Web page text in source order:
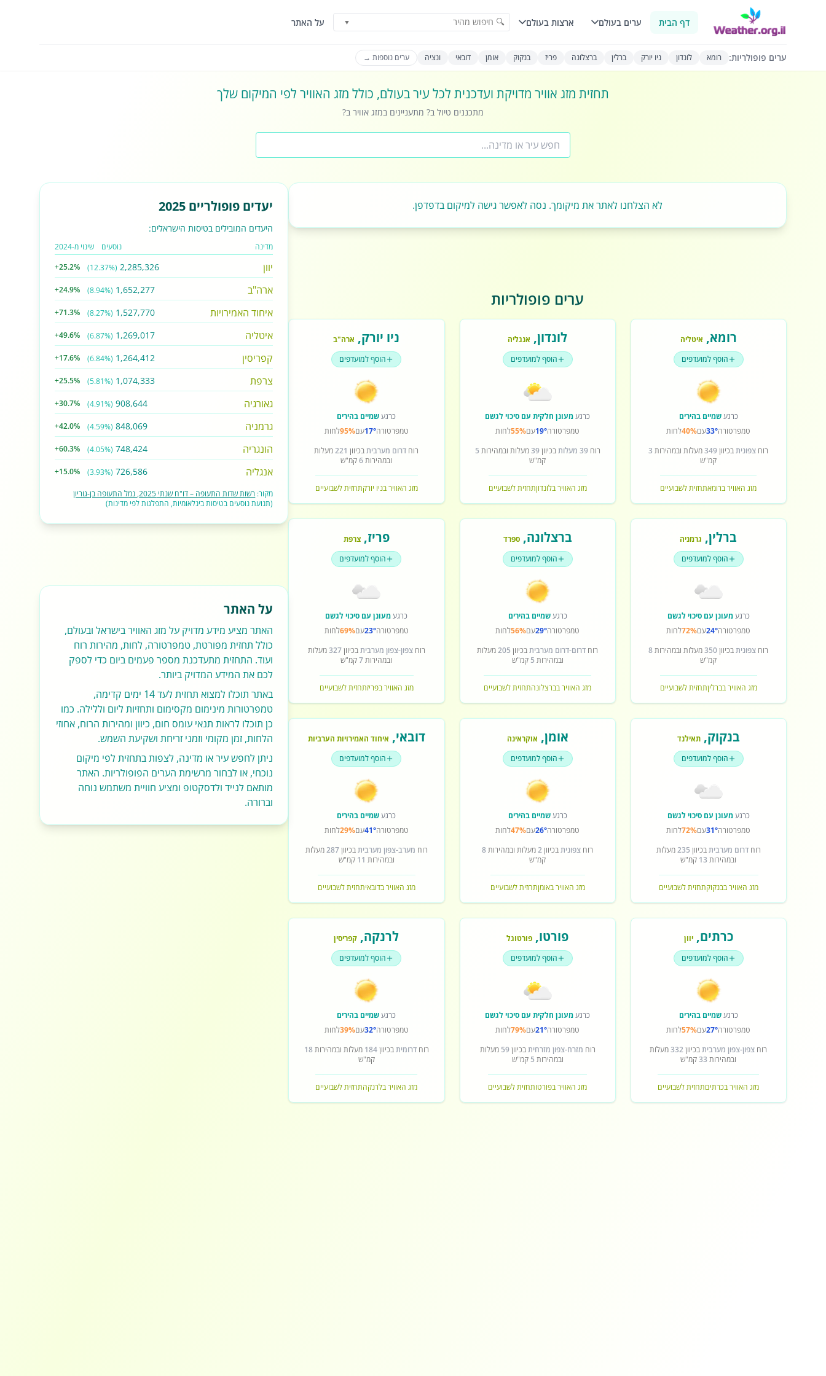
דף הבית ערים בעולם ארצות בעולם 🔍 חיפוש מהיר ▼ על האתר
ערים פופולריות: רומא לונדון ניו יורק ברלין ברצלונה פריז בנקוק אומן דובאי ונציה ערים נוספות →
תחזית מזג אוויר מדויקת ועדכנית לכל עיר בעולם, כולל מזג האוויר לפי המיקום שלך
מתכננים טיול ב? מתעניינים במזג אוויר ב?
לא הצלחנו לאתר את מיקומך. נסה לאפשר גישה למיקום בדפדפן.
ערים פופולריות
רומא, איטליה
הוסף למועדפים
כרגעשמיים בהירים
טמפרטורה33°עם40%לחות
רוח צפוניתבכיוון349מעלות ובמהירות 3
קמ"ש
מזג האוויר ברומאתחזית לשבועיים
לונדון, אנגליה
הוסף למועדפים
כרגעמעונן חלקית עם סיכוי לגשם
טמפרטורה19°עם55%לחות
רוח39 מעלות בכיוון39מעלות ובמהירות 5
קמ"ש
מזג האוויר בלונדוןתחזית לשבועיים
ניו יורק, ארה"ב
הוסף למועדפים
כרגעשמיים בהירים
טמפרטורה17°עם95%לחות
רוח דרום מערביתבכיוון 221מעלות
ובמהירות6קמ"ש
מזג האוויר בניו יורקתחזית לשבועיים
ברלין, גרמניה
הוסף למועדפים
כרגעמעונן עם סיכוי לגשם
טמפרטורה24°עם72%לחות
רוח צפוניתבכיוון350מעלות ובמהירות8
קמ"ש
מזג האוויר בברליןתחזית לשבועיים
ברצלונה,ספרד
הוסף למועדפים
כרגעשמיים בהירים
טמפרטורה29°עם56%לחות
רוח דרום-דרום מערביתבכיוון 205מעלות
ובמהירות 5 קמ"ש
מזג האוויר בברצלונהתחזית לשבועיים
פריז,צרפת
הוסף למועדפים
כרגעמעונן עם סיכוי לגשם
טמפרטורה23°עם69%לחות
רוחצפון-צפון מערביתבכיוון327מעלות
ובמהירות7קמ"ש
מזג האוויר בפריזתחזית לשבועיים
בנקוק,תאילנד
הוסף למועדפים
כרגעמעונן עם סיכוי לגשם
טמפרטורה31°עם72%לחות
רוחדרום מערביתבכיוון 235מעלות
ובמהירות 13 קמ"ש
מזג האוויר בבנקוקתחזית לשבועיים
אומן, אוקראינה
הוסף למועדפים
כרגעשמיים בהירים
טמפרטורה26°עם47%לחות
רוח צפוניתבכיוון2מעלות ובמהירות8
קמ"ש
מזג האוויר באומןתחזית לשבועיים
דובאי, איחוד האמירויות הערביות
הוסף למועדפים
כרגעשמיים בהירים
טמפרטורה41°עם29%לחות
רוח מערב-צפון מערביתבכיוון287מעלות
ובמהירות 11 קמ"ש
מזג האוויר בדובאיתחזית לשבועיים
כרתים,יוון
הוסף למועדפים
כרגעשמיים בהירים
טמפרטורה27°עם57%לחות
רוח צפון-צפון מערביתבכיוון332מעלות
ובמהירות 33קמ"ש
מזג האוויר בכרתיםתחזית לשבועיים
פורטו, פורטוגל
הוסף למועדפים
כרגעמעונן חלקית עם סיכוי לגשם
טמפרטורה21°עם79%לחות
רוח מזרח-צפון מזרחיתבכיוון59 מעלות
ובמהירות 5 קמ"ש
מזג האוויר בפורטותחזית לשבועיים
לרנקה, קפריסין
הוסף למועדפים
כרגעשמיים בהירים
טמפרטורה32°עם39%לחות
רוחדרומיתבכיוון184 מעלות ובמהירות18
קמ"ש
מזג האוויר בלרנקהתחזית לשבועיים
יעדים פופולריים 2025
היעדים המובילים בטיסות הישראלים:
מדינה נוסעים שינוי מ-2024
יוון 2,285,326
(12.37%)
+25.2%
ארה"ב 1,652,277
(8.94%)
+24.9%
איחוד האמירויות 1,527,770
(8.27%)
+71.3%
איטליה 1,269,017
(6.87%)
+49.6%
קפריסין 1,264,412
(6.84%)
+17.6%
צרפת 1,074,333
(5.81%)
+25.5%
גאורגיה 908,644
(4.91%)
+30.7%
גרמניה 848,069
(4.59%)
+42.0%
הונגריה 748,424
(4.05%)
+60.3%
אנגליה 726,586
(3.93%)
+15.0%
מקור: רשות שדות התעופה – דו"ח שנתי 2025, נמל התעופה בן-גוריון
(תנועת נוסעים בטיסות בינלאומיות, התפלגות לפי מדינות)
על האתר
האתר מציע מידע מדויק על מזג האוויר בישראל ובעולם,
כולל תחזית מפורטת, טמפרטורה, לחות, מהירות רוח
ועוד. התחזית מתעדכנת מספר פעמים ביום כדי לספק
לכם את המידע המדויק ביותר.
באתר תוכלו למצוא תחזית לעד 14 ימים קדימה,
טמפרטורות מינימום מקסימום ותחזיות ליום וללילה. כמו
כן תוכלו לראות תנאי עומס חום, כיוון ומהירות הרוח, אחוזי
הלחות, זמן מקומי וזמני זריחת ושקיעת השמש.
ניתן לחפש עיר או מדינה, לצפות בתחזית לפי מיקום
נוכחי, או לבחור מרשימת הערים הפופולריות. האתר
מותאם לנייד ולדסקטופ ומציע חוויית משתמש נוחה
וברורה.